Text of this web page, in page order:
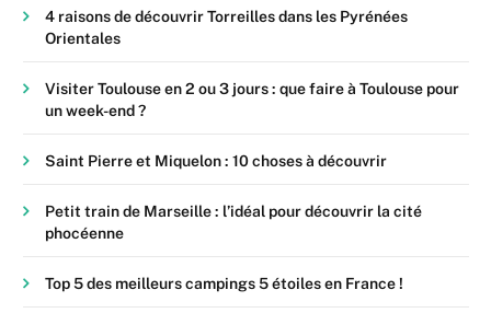
4 raisons de découvrir Torreilles dans les Pyrénées
Orientales
Visiter Toulouse en 2 ou 3 jours : que faire à Toulouse pour
un week-end ?
Saint Pierre et Miquelon : 10 choses à découvrir
Petit train de Marseille : l’idéal pour découvrir la cité
phocéenne
Top 5 des meilleurs campings 5 étoiles en France !